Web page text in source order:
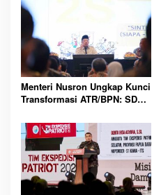
Menteri Nusron Ungkap Kunci
Transformasi ATR/BPN: SDM